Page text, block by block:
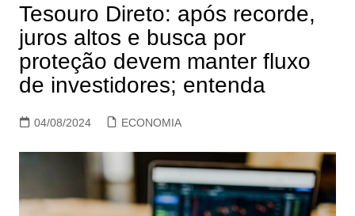
Tesouro Direto: após recorde,
juros altos e busca por
proteção devem manter fluxo
de investidores; entenda
04/08/2024 ECONOMIA